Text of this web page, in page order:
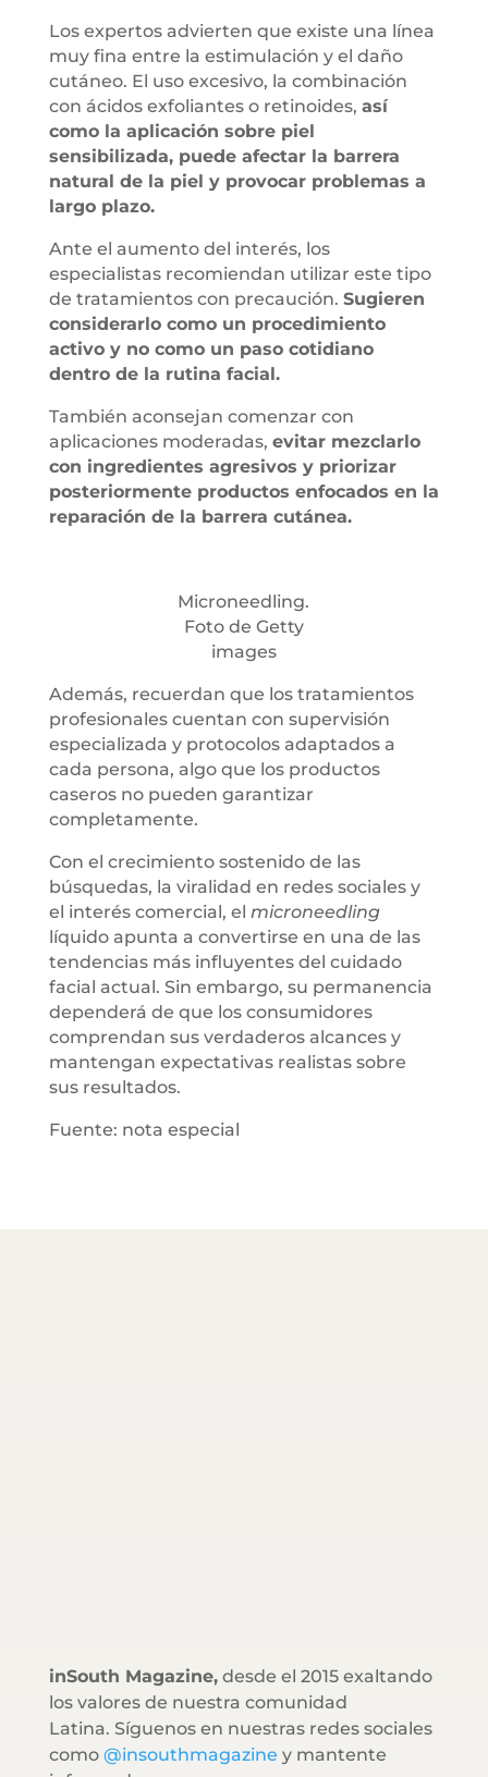
Los expertos advierten que existe una línea
muy fina entre la estimulación y el daño
cutáneo. El uso excesivo, la combinación
con ácidos exfoliantes o retinoides, así
como la aplicación sobre piel
sensibilizada, puede afectar la barrera
natural de la piel y provocar problemas a
largo plazo.
Ante el aumento del interés, los
especialistas recomiendan utilizar este tipo
de tratamientos con precaución. Sugieren
considerarlo como un procedimiento
activo y no como un paso cotidiano
dentro de la rutina facial.
También aconsejan comenzar con
aplicaciones moderadas, evitar mezclarlo
con ingredientes agresivos y priorizar
posteriormente productos enfocados en la
reparación de la barrera cutánea.
Microneedling.
Foto de Getty
images
Además, recuerdan que los tratamientos
profesionales cuentan con supervisión
especializada y protocolos adaptados a
cada persona, algo que los productos
caseros no pueden garantizar
completamente.
Con el crecimiento sostenido de las
búsquedas, la viralidad en redes sociales y
el interés comercial, el microneedling
líquido apunta a convertirse en una de las
tendencias más influyentes del cuidado
facial actual. Sin embargo, su permanencia
dependerá de que los consumidores
comprendan sus verdaderos alcances y
mantengan expectativas realistas sobre
sus resultados.
Fuente: nota especial
inSouth Magazine,desde el 2015 exaltando
los valores de nuestra comunidad
Latina. Síguenos en nuestras redes sociales
como @insouthmagazine y mantente